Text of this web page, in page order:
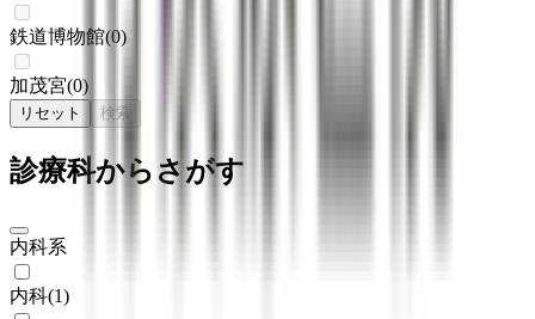
鉄道博物館(0)
加茂宮(0)
リセット 検索
診療科からさがす
内科系
内科(1)